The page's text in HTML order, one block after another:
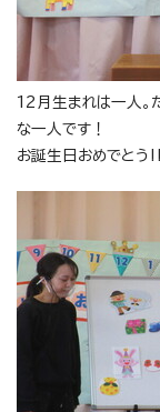
12月生まれは一人。
な一人です！
お誕生日おめでとう‼